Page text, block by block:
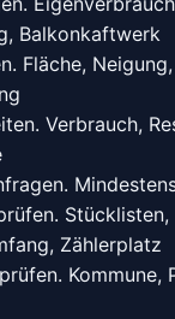
Balkonkaftwerk
Fläche,
Verbrauch,
Stücklisten,
Zählerplatz
Kommune,